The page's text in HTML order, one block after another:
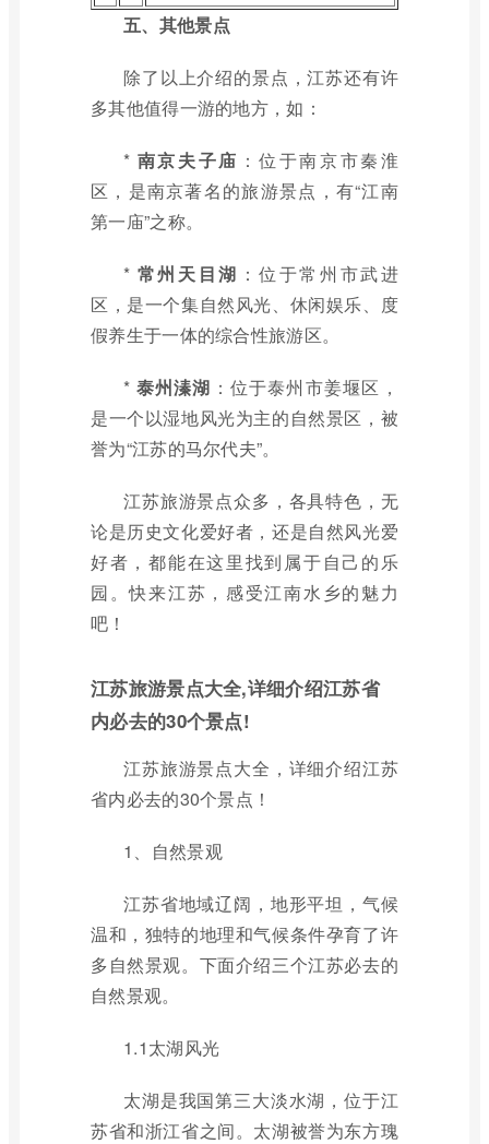
五、其他景点
除了以上介绍的景点，江苏还有许
多其他值得一游的地方，如：
* 南京夫子庙 ：位于南京市秦淮
区，是南京著名的旅游景点，有“江南
第一庙”之称。
* 常州天目湖 ：位于常州市武进
区，是一个集自然风光、休闲娱乐、度
假养生于一体的综合性旅游区。
* 泰州溱湖 ：位于泰州市姜堰区，
是一个以湿地风光为主的自然景区，被
誉为“江苏的马尔代夫”。
江苏旅游景点众多，各具特色，无
论是历史文化爱好者，还是自然风光爱
好者，都能在这里找到属于自己的乐
园。快来江苏，感受江南水乡的魅力
吧！
江苏旅游景点大全,详细介绍江苏省
内必去的30个景点!
江苏旅游景点大全，详细介绍江苏
省内必去的30个景点！
1、自然景观
江苏省地域辽阔，地形平坦，气候
温和，独特的地理和气候条件孕育了许
多自然景观。下面介绍三个江苏必去的
自然景观。
1.1太湖风光
太湖是我国第三大淡水湖，位于江
苏省和浙江省之间。太湖被誉为东方瑰